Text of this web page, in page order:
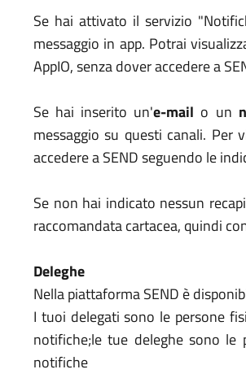
Se hai attivato il servizio
messaggio in app. Potrai
AppIO, senza dover accedere a
Se hai inserito un'e-mail o un
messaggio su questi canali. Per
accedere a SEND seguendo le
Se non hai indicato nessun
raccomandata cartacea, quindi
Deleghe
Nella piattaforma SEND è
I tuoi delegati sono le persone
notifiche;le tue deleghe sono le
notifiche